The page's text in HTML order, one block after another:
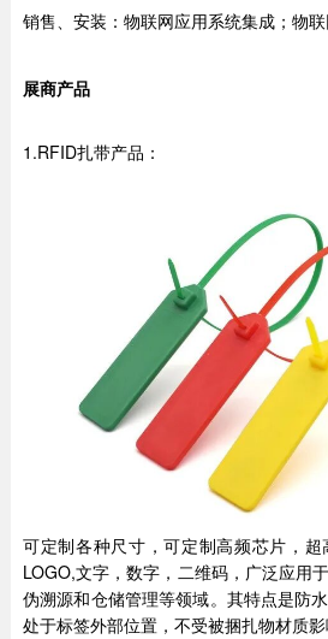
销售、安装：物联网应用系统集成；物联
展商产品
1.RFID扎带产品：
可定制各种尺寸，可定制高频芯片，
LOGO,文字，数字，二维码，广泛应用
伪溯源和仓储管理等领域。其特点是防
处于标签外部位置，不受被捆扎物材质影